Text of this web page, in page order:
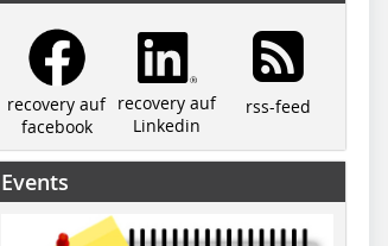
recovery auf
facebook
recovery auf
Linkedin
rss-feed
Events